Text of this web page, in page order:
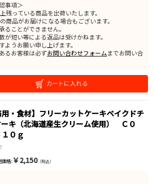
事項＞
っている商品を出荷いたします。
品がお届けになる場合もございます。
ことができません。
短い等による返品は受けかねます。
うお願い申し上げます。
るお客様は必ずお問い合わせフォームまでお問い合
用・食材】フリーカットケーキベイクドチ
ーキ（北海道産生クリーム使用） Ｃ０
０ｇ
格 : ￥2,150（税込）